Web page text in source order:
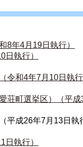
8年4月19日執行）
執行）
令和4年7月10日執行
荘町選挙区）（平成
平成26年7月13日執
執行）